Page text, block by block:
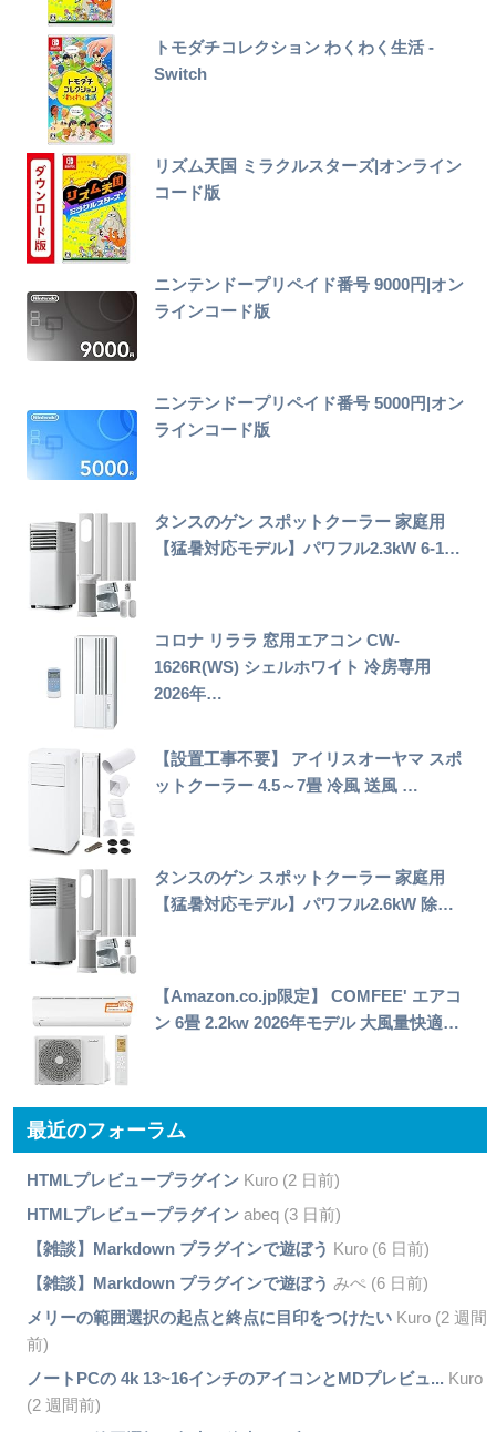
トモダチコレクション わくわく生活 -
Switch
リズム天国 ミラクルスターズ|オンライン
コード版
ニンテンドープリペイド番号 9000円|オン
ラインコード版
ニンテンドープリペイド番号 5000円|オン
ラインコード版
タンスのゲン スポットクーラー 家庭用
【猛暑対応モデル】パワフル2.3kW 6-1…
コロナ リララ 窓用エアコン CW-
1626R(WS) シェルホワイト 冷房専用
2026年…
【設置工事不要】 アイリスオーヤマ スポ
ットクーラー 4.5～7畳 冷風 送風 …
タンスのゲン スポットクーラー 家庭用
【猛暑対応モデル】パワフル2.6kW 除…
【Amazon.co.jp限定】 COMFEE' エアコ
ン 6畳 2.2kw 2026年モデル 大風量快適…
最近のフォーラム
HTMLプレビュープラグインKuro (2 日前)
HTMLプレビュープラグインabeq (3 日前)
【雑談】Markdown プラグインで遊ぼう Kuro (6 日前)
【雑談】Markdown プラグインで遊ぼう みぺ (6 日前)
メリーの範囲選択の起点と終点に目印をつけたいKuro (2 週間
前)
ノートPCの 4k 13~16インチのアイコンとMDプレビュ... Kuro
(2 週間前)